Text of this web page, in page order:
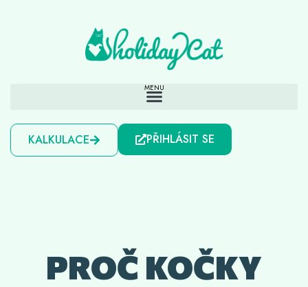
KALKULACE PŘIHLÁSIT SE
PROČ KOČKY